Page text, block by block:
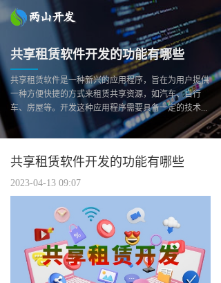
共享租赁软件开发的功能有哪些
共享租赁软件是一种新兴的应用程序，旨在为用户提供
一种方便快捷的方式来租赁共享资源，如汽车、自行
车、房屋等。开发这种应用程序需要具备一定的技术...
共享租赁软件开发的功能有哪些
2023-04-13 09:07